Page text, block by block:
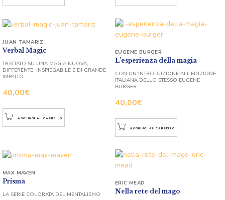
Verbal Magic
40,00€
JUAN TAMARIZ
TRATTATO SU UNA MAGIA NUOVA,
DIFFERENTE, INSPIEGABILE E DI GRANDE
IMPATTO
AGGIUNGI AL CARRELLO
L’esperienza della magia
40,00€
EUGENE BURGER
CON UN’INTRODUZIONE ALL’EDIZIONE
ITALIANA DELLO STESSO EUGENE
BURGER
AGGIUNGI AL CARRELLO
Prisma
MAX MAVEN
LA SERIE COLORATA DEL MENTALISMO Nella rete del mago
ERIC MEAD